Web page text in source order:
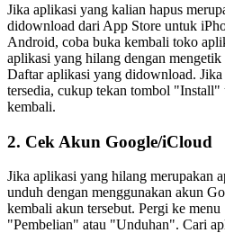
Jika aplikasi yang kalian hapus
didownload dari App Store untuk
Android, coba buka kembali toko
aplikasi yang hilang dengan
Daftar aplikasi yang didownload. Jika
tersedia, cukup tekan tombol "Install"
kembali.
2. Cek Akun Google/iCloud
Jika aplikasi yang hilang merupakan
unduh dengan menggunakan akun
kembali akun tersebut. Pergi ke
"Pembelian" atau "Unduhan". Cari